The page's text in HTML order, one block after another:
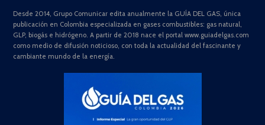
Desde 2014, Grupo Comunicar edita anualmente la GUÍA DEL GAS, única
publicación en Colombia especializada en gases combustibles: gas natural,
GLP, biogás e hidrógeno. A partir de 2018 nace el portal www.guiadelgas.com
como medio de difusión noticioso, con toda la actualidad del fascinante y
cambiante mundo de la energía.